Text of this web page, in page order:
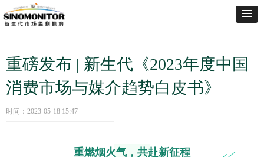
重燃烟火气，共赴新征程
时间： 2023-05-18 15:47
重磅发布 | 新生代《2023年度中国
消费市场与媒介趋势白皮书》